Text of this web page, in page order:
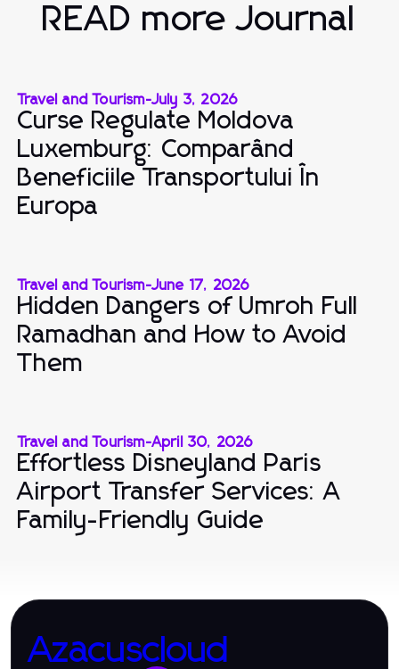
READ more Journal
Travel and Tourism-July 3, 2026
Curse Regulate Moldova
Luxemburg: Comparând
Beneficiile Transportului În
Europa
Travel and Tourism-June 17, 2026
Hidden Dangers of Umroh Full
Ramadhan and How to Avoid
Them
Travel and Tourism-April 30, 2026
Effortless Disneyland Paris
Airport Transfer Services: A
Family-Friendly Guide
Azacuscloud